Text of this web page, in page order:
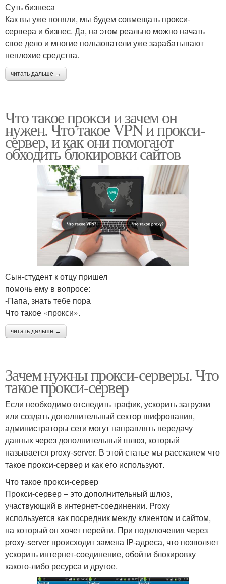
Суть бизнеса
Как вы уже поняли, мы будем совмещать прокси-
сервера и бизнес. Да, на этом реально можно начать
свое дело и многие пользователи уже зарабатывают
неплохие средства.
читать дальше →
Что такое прокси и зачем он
нужен. Что такое VPN и прокси-
сервер, и как они помогают
обходить блокировки сайтов
Сын-студент к отцу пришел
помочь ему в вопросе:
-Папа, знать тебе пора
Что такое «прокси».
читать дальше →
Зачем нужны прокси-серверы. Что
такое прокси-сервер
Если необходимо отследить трафик, ускорить загрузки
или создать дополнительный сектор шифрования,
администраторы сети могут направлять передачу
данных через дополнительный шлюз, который
называется proxy-server. В этой статье мы расскажем что
такое прокси-сервер и как его используют.
Что такое прокси-сервер
Прокси-сервер – это дополнительный шлюз,
участвующий в интернет-соединении. Proxy
используется как посредник между клиентом и сайтом,
на который он хочет перейти. При подключения через
proxy-server происходит замена IP-адреса, что позволяет
ускорить интернет-соединение, обойти блокировку
какого-либо ресурса и другое.